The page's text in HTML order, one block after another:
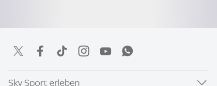
Sky Sport erleben